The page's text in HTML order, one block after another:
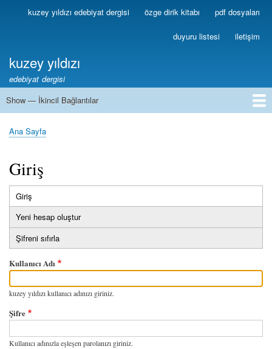
Ana
içeriğe
Birincilkuzey yıldızı edebiyat dergisi özge dirik kitabı pdf dosyaları
duyuru listesi iletişim
kuzey yıldızı
edebiyat dergisi
İkincil
Show — İkincil Bağlantılar
1
2
3
4
5
6
7
8
9
10
11
12
13
Sayfa
Ana Sayfa
Giriş
Birincil
sekmeler
Giriş
sekme)
Yeni hesap oluştur
Şifreni sıfırla
Kullanıcı Adı
kuzey yıldızı kullanıcı adınızı giriniz.
Şifre
Kullanıcı adınızla eşleşen parolanızı giriniz.